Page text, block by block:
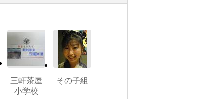
三軒茶屋
小学校
その子組